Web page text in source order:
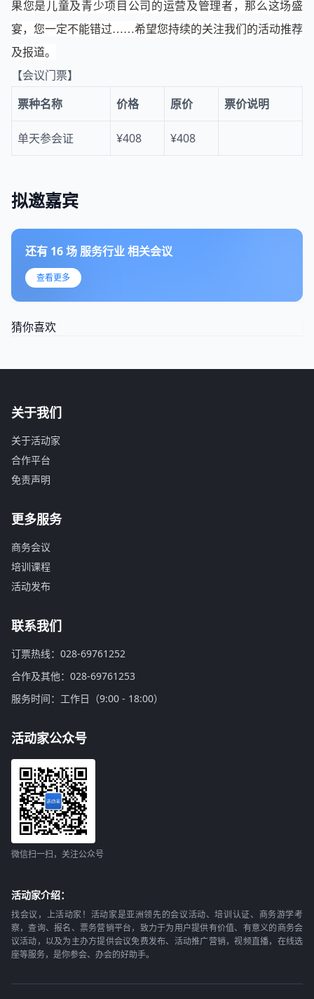
果您是儿童及青少项目公司的运营及管理者，那么这场盛
宴，您一定不能错过……希望您持续的关注我们的活动推荐
及报道。
【会议门票】
票种名称
价格 原价 票价说明
单天参会证 ¥408 ¥408
拟邀嘉宾
还有 16场 服务行业相关会议
查看更多
猜你喜欢
关于我们
关于活动家
合作平台
免责声明
更多服务
商务会议
培训课程
活动发布
联系我们
订票热线：028-69761252
合作及其他：028-69761253
服务时间：工作日（9:00 - 18:00）
活动家公众号
微信扫一扫，关注公众号
活动家介绍：
找会议，上活动家！活动家是亚洲领先的会议活动、培训认证、商务游学考
察，查询、报名、票务营销平台，致力于为用户提供有价值、有意义的商务会
议活动，以及为主办方提供会议免费发布、活动推广营销，视频直播，在线选
座等服务，是你参会、办会的好助手。